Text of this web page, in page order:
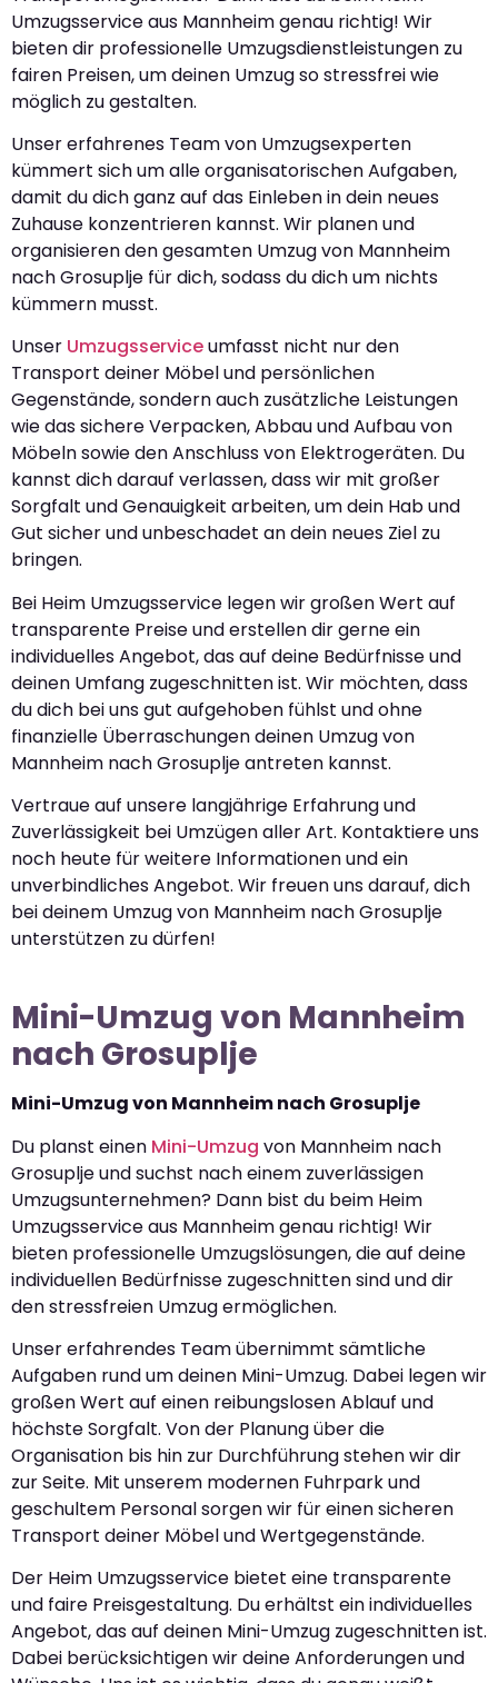
Umzugsservice aus Mannheim genau richtig! Wir
bieten dir professionelle Umzugsdienstleistungen zu
fairen Preisen, um deinen Umzug so stressfrei wie
möglich zu gestalten.
Unser erfahrenes Team von Umzugsexperten
kümmert sich um alle organisatorischen Aufgaben,
damit du dich ganz auf das Einleben in dein neues
Zuhause konzentrieren kannst. Wir planen und
organisieren den gesamten Umzug von Mannheim
nach Grosuplje für dich, sodass du dich um nichts
kümmern musst.
Unser Umzugsserviceumfasst nicht nur den
Transport deiner Möbel und persönlichen
Gegenstände, sondern auch zusätzliche Leistungen
wie das sichere Verpacken, Abbau und Aufbau von
Möbeln sowie den Anschluss von Elektrogeräten. Du
kannst dich darauf verlassen, dass wir mit großer
Sorgfalt und Genauigkeit arbeiten, um dein Hab und
Gut sicher und unbeschadet an dein neues Ziel zu
bringen.
Bei Heim Umzugsservice legen wir großen Wert auf
transparente Preise und erstellen dir gerne ein
individuelles Angebot, das auf deine Bedürfnisse und
deinen Umfang zugeschnitten ist. Wir möchten, dass
du dich bei uns gut aufgehoben fühlst und ohne
finanzielle Überraschungen deinen Umzug von
Mannheim nach Grosuplje antreten kannst.
Vertraue auf unsere langjährige Erfahrung und
Zuverlässigkeit bei Umzügen aller Art. Kontaktiere uns
noch heute für weitere Informationen und ein
unverbindliches Angebot. Wir freuen uns darauf, dich
bei deinem Umzug von Mannheim nach Grosuplje
unterstützen zu dürfen!
Mini-Umzug von Mannheim
nach Grosuplje
Mini-Umzug von Mannheim nach Grosuplje
Du planst einen Mini-Umzug von Mannheim nach
Grosuplje und suchst nach einem zuverlässigen
Umzugsunternehmen? Dann bist du beim Heim
Umzugsservice aus Mannheim genau richtig! Wir
bieten professionelle Umzugslösungen, die auf deine
individuellen Bedürfnisse zugeschnitten sind und dir
den stressfreien Umzug ermöglichen.
Unser erfahrendes Team übernimmt sämtliche
Aufgaben rund um deinen Mini-Umzug. Dabei legen wir
großen Wert auf einen reibungslosen Ablauf und
höchste Sorgfalt. Von der Planung über die
Organisation bis hin zur Durchführung stehen wir dir
zur Seite. Mit unserem modernen Fuhrpark und
geschultem Personal sorgen wir für einen sicheren
Transport deiner Möbel und Wertgegenstände.
Der Heim Umzugsservice bietet eine transparente
und faire Preisgestaltung. Du erhältst ein individuelles
Angebot, das auf deinen Mini-Umzug zugeschnitten ist.
Dabei berücksichtigen wir deine Anforderungen und